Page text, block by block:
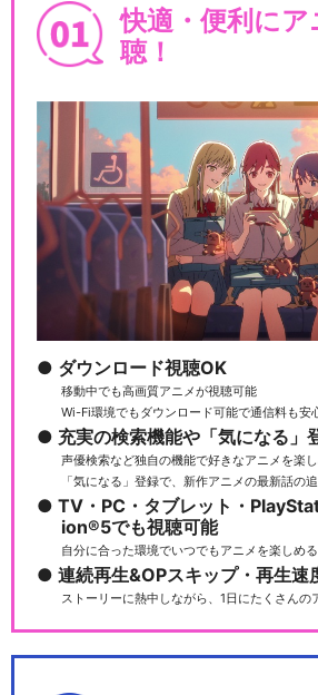
WEBアニ
ード！
アイカツ
劇場版ア
アイカツ
快適・便利に
聴！
ダウンロード視聴OK
移動中でも高画質アニメが視聴可能
Wi-Fi環境でもダウンロード可能で通信料も安
充実の検索機能や「気になる」
声優検索など独自の機能で好きなアニメを楽
「気になる」登録で、新作アニメの最新話の
TV・PC・タブレット・
ion®5でも視聴可能
自分に合った環境でいつでもアニメを楽しめる
連続再生&OPスキップ・再生速
ストーリーに熱中しながら、1日にたくさんの